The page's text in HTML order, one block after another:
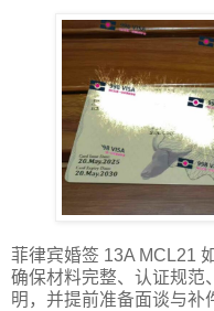
菲律宾婚签 13A MCL21
确保材料完整、认证规范
明，并提前准备面谈与补